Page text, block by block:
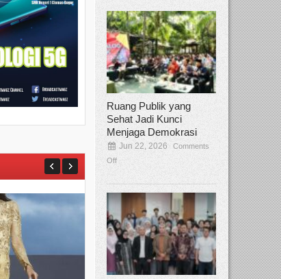
Ruang Publik yang
Sehat Jadi Kunci
Menjaga Demokrasi
Jun 22, 2026
Comments
Off